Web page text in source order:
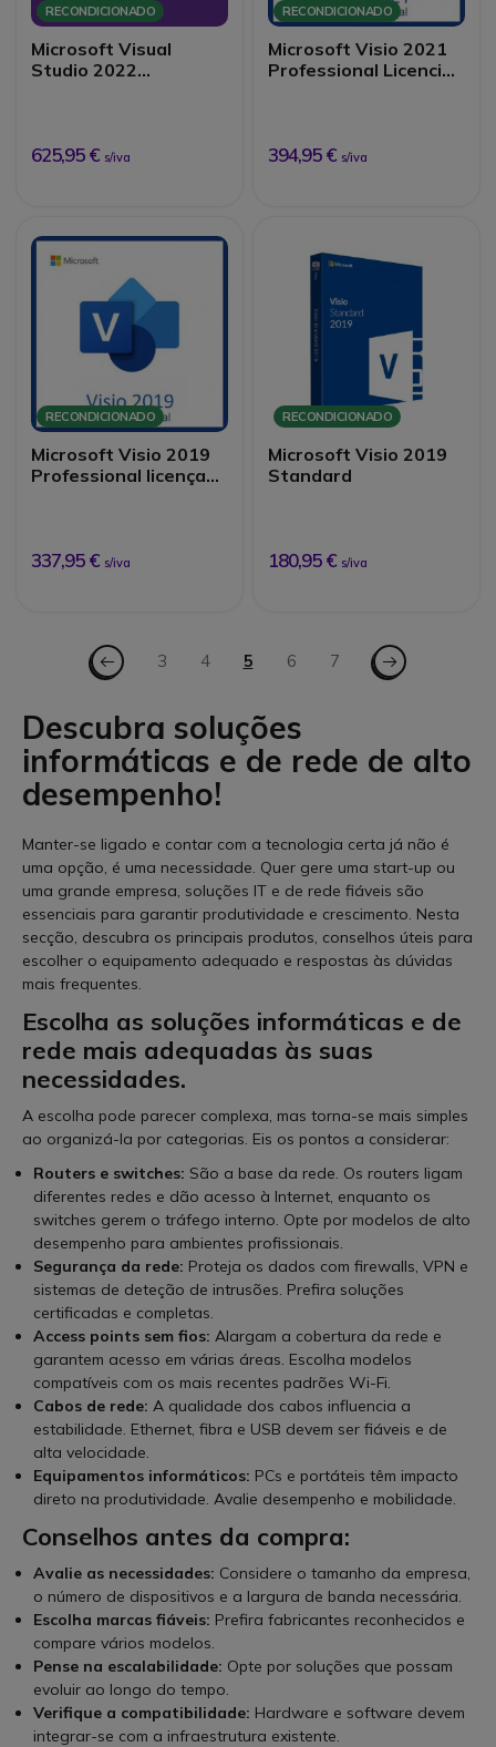
RECONDICIONADO
Microsoft Visual
Studio 2022
625,95 € s/iva
RECONDICIONADO
Microsoft Visio 2021
Professional Licencia
394,95 € s/iva
RECONDICIONADO
Microsoft Visio 2019
Professional licença
337,95 € s/iva
RECONDICIONADO
Microsoft Visio 2019
Standard
180,95 € s/iva
Página
Página - Anterior
Página
3 Página
4 Está de momento a ler a
5 Página
6 Página
7 Página - Seguinte
Descubra soluções
informáticas e de rede de alto
desempenho!
Manter-se ligado e contar com a tecnologia certa já não é
uma opção, é uma necessidade. Quer gere uma start-up ou
uma grande empresa, soluções IT e de rede fiáveis são
essenciais para garantir produtividade e crescimento. Nesta
secção, descubra os principais produtos, conselhos úteis para
escolher o equipamento adequado e respostas às dúvidas
mais frequentes.
Escolha as soluções informáticas e de
rede mais adequadas às suas
necessidades.
A escolha pode parecer complexa, mas torna-se mais simples
ao organizá-la por categorias. Eis os pontos a considerar:
Routers e switches: São a base da rede. Os routers ligam
diferentes redes e dão acesso à Internet, enquanto os
switches gerem o tráfego interno. Opte por modelos de alto
desempenho para ambientes profissionais.
Segurança da rede: Proteja os dados com firewalls, VPN e
sistemas de deteção de intrusões. Prefira soluções
certificadas e completas.
Access points sem fios: Alargam a cobertura da rede e
garantem acesso em várias áreas. Escolha modelos
compatíveis com os mais recentes padrões Wi-Fi.
Cabos de rede: A qualidade dos cabos influencia a
estabilidade. Ethernet, fibra e USB devem ser fiáveis e de
alta velocidade.
Equipamentos informáticos: PCs e portáteis têm impacto
direto na produtividade. Avalie desempenho e mobilidade.
Conselhos antes da compra:
Avalie as necessidades: Considere o tamanho da empresa,
o número de dispositivos e a largura de banda necessária.
Escolha marcas fiáveis: Prefira fabricantes reconhecidos e
compare vários modelos.
Pense na escalabilidade: Opte por soluções que possam
evoluir ao longo do tempo.
Verifique a compatibilidade: Hardware e software devem
integrar-se com a infraestrutura existente.